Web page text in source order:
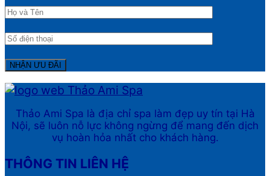
Thảo Ami Spa là địa chỉ spa làm đẹp uy tín tại Hà
Nội, sẽ luôn nỗ lực không ngừng để mang đến dịch
vụ hoàn hỏa nhất cho khách hàng.
THÔNG TIN LIÊN HỆ